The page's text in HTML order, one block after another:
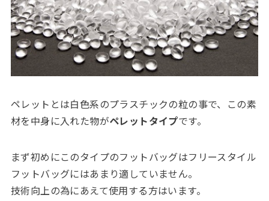
ペレットとは白色系のプラスチックの粒の事で、この素
材を中身に入れた物がペレットタイプです。
まず初めにこのタイプのフットバッグはフリースタイル
フットバッグにはあまり適していません。
技術向上の為にあえて使用する方はいます。